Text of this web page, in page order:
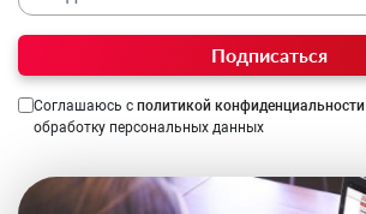
Подписаться
Соглашаюсь с политикой конфиденциальности
обработку персональных данных